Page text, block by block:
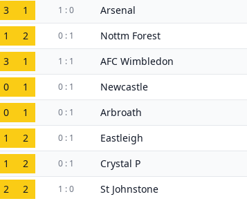
3 1 1 : 0 Arsenal
1 2 0 : 1 Nottm Forest
3 1 1 : 1 AFC Wimbledon
0 1 0 : 1 Newcastle
0 1 0 : 1 Arbroath
1 2 0 : 1 Eastleigh
1 2 0 : 1 Crystal P
2 2 1 : 0 St Johnstone